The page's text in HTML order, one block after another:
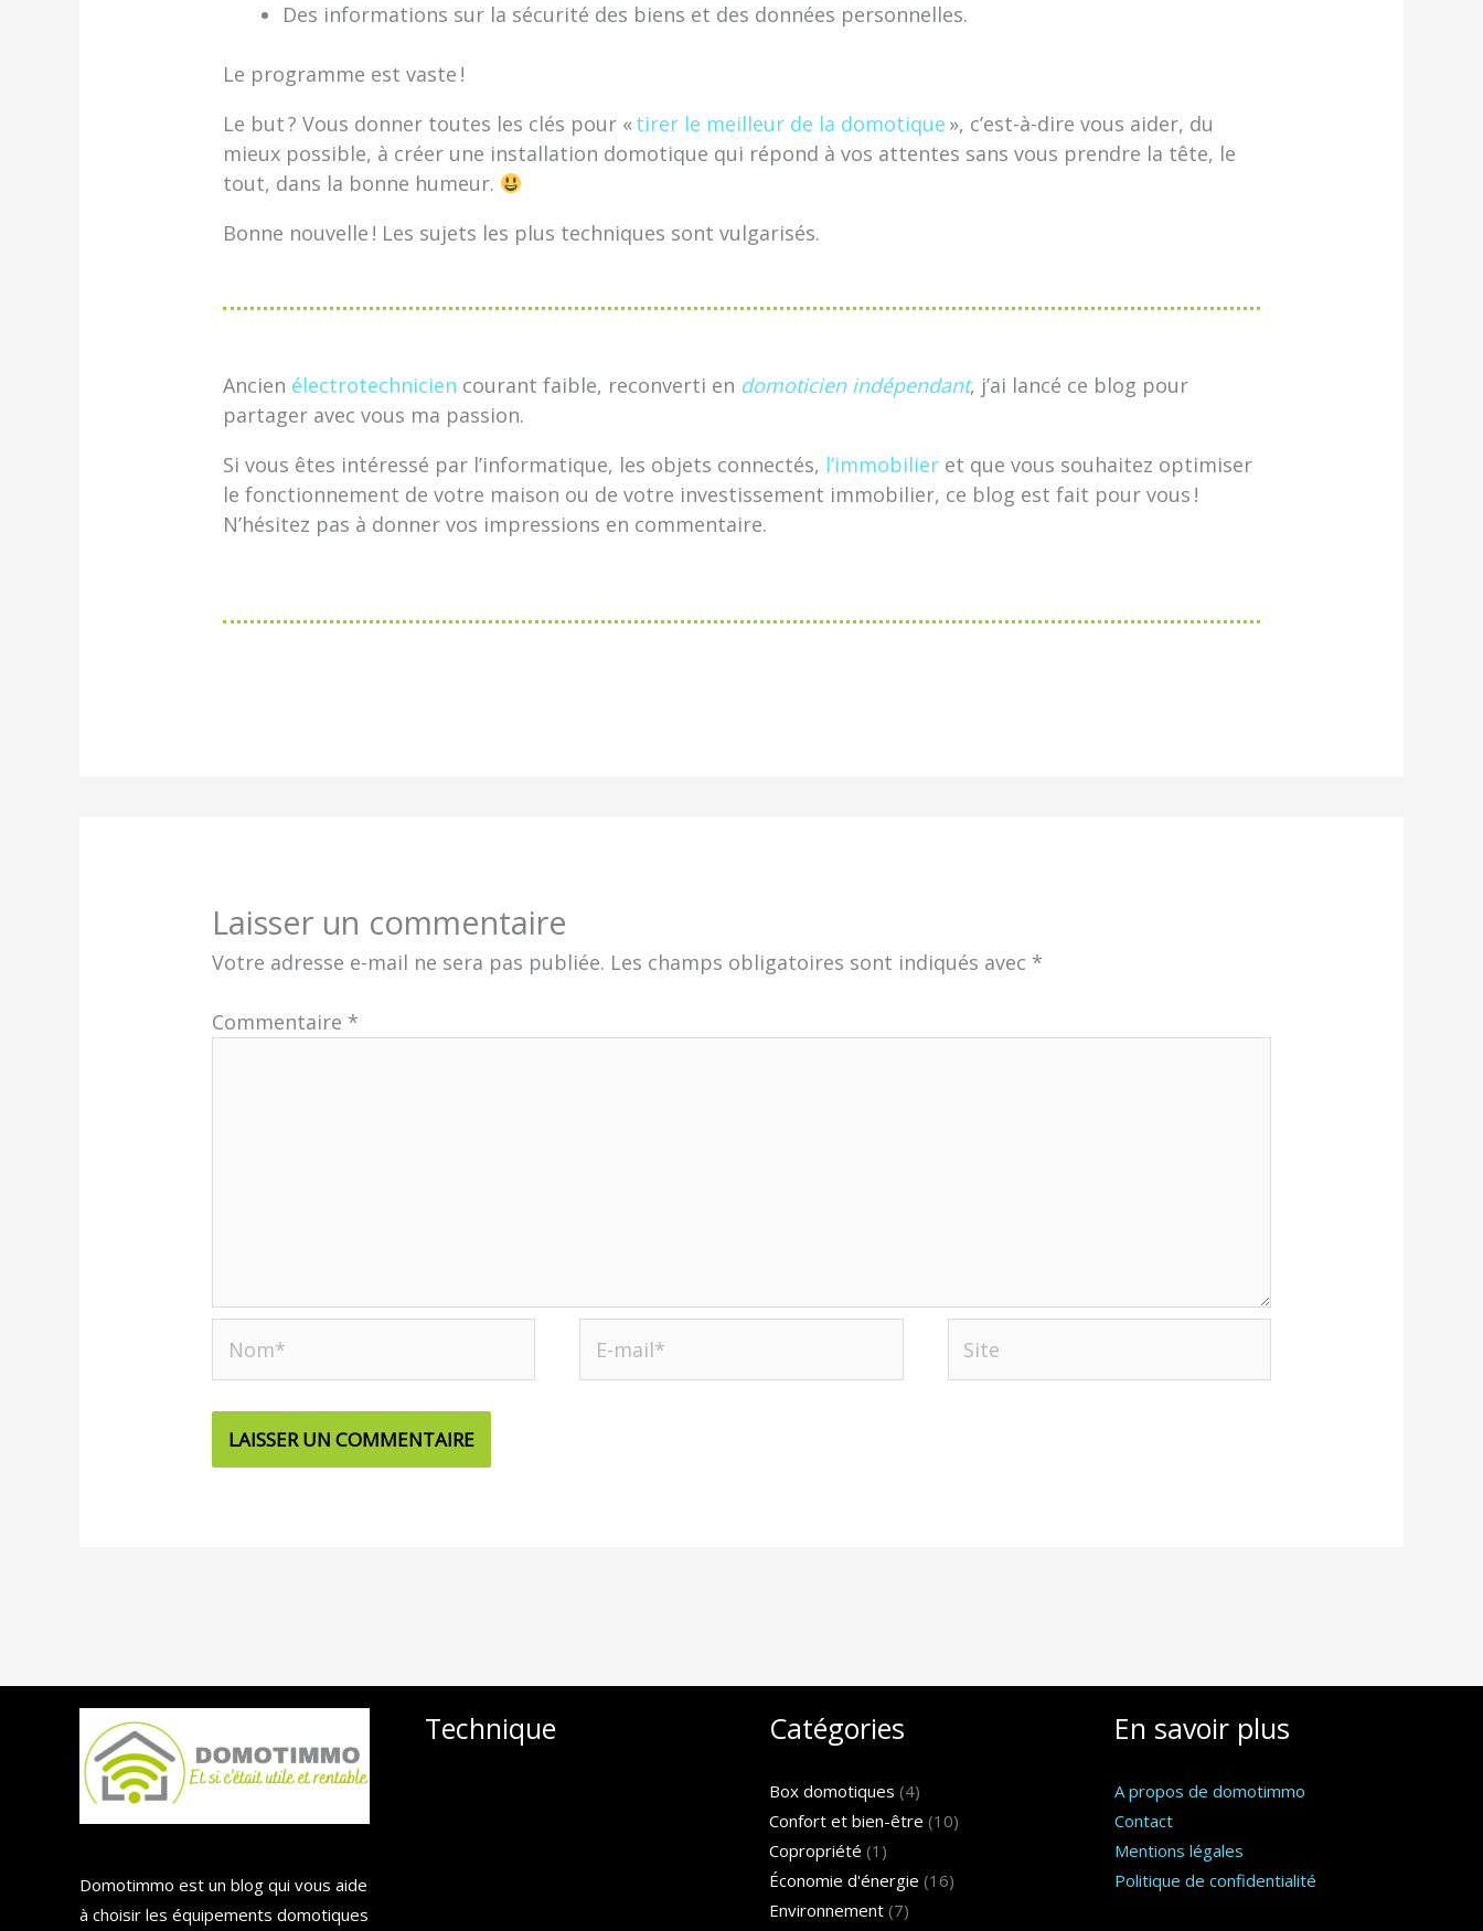
Des informations sur la sécurité des biens et des données personnelles.
Le programme est vaste !
Le but ? Vous donner toutes les clés pour «tirer le meilleur de la domotique », c’est-à-dire vous aider, du
mieux possible, à créer une installation domotique qui répond à vos attentes sans vous prendre la tête, le
tout, dans la bonne humeur.
Bonne nouvelle ! Les sujets les plus techniques sont vulgarisés.
Ancien électrotechnicien courant faible, reconverti en domoticien indépendant, j’ai lancé ce blog pour
partager avec vous ma passion.
Si vous êtes intéressé par l’informatique, les objets connectés, l’immobilier et que vous souhaitez optimiser
le fonctionnement de votre maison ou de votre investissement immobilier, ce blog est fait pour vous !
N’hésitez pas à donner vos impressions en commentaire.
Laisser un commentaire
Votre adresse e-mail ne sera pas publiée. Les champs obligatoires sont indiqués avec *
Commentaire *
mail*
Domotimmo est un blog qui vous aide
à choisir les équipements domotiques
Technique Catégories
Box domotiques (4)
Confort et bien-être (10)
Copropriété (1)
Économie d'énergie (16)
Environnement (7)
En savoir plus
A propos de domotimmo
Contact
Mentions légales
Politique de confidentialité